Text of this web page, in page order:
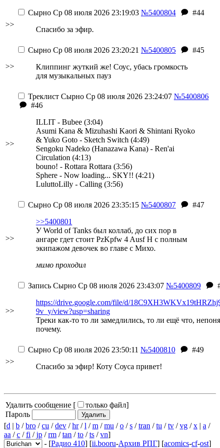
>>
Сырно Ср 08 июля 2026 23:19:03 №5400804
#44
Спасибо за эфир.
>>
Сырно Ср 08 июля 2026 23:20:21 №5400805
#45
Клиппинг жуткий же! Соус, убась громкость
для музыкальных пауз
>>
Треклист Сырно Ср 08 июля 2026 23:24:07 №5400806
#46
ILLIT - Bubee (3:04)
Asumi Kana & Mizuhashi Kaori & Shintani Ryoko
& Yuko Goto - Sketch Switch (4:49)
Sengoku Nadeko (Hanazawa Kana) - Ren'ai
Circulation (4:13)
bouno! - Rottara Rottara (3:56)
Sphere - Now loading... SKY!! (4:21)
LuluttoLilly - Calling (3:56)
>>
Сырно Ср 08 июля 2026 23:35:15 №5400807
#47
>>5400801
У World of Tanks был коллаб, до сих пор в
ангаре гдет стоит PzKpfw 4 Ausf H с полным
экипажом девочек во главе с Михо.
мимо проходил
>>
Запись Сырно Ср 08 июля 2026 23:43:07 №5400809
https://drive.google.com/file/d/
9v_y/view?usp=sharing
Треки как-то то ли замедлились, то ли ещё что,
почему.
>>
Сырно Ср 08 июля 2026 23:50:11 №5400810
#49
Спасибо за эфир! Коту Соуса привет!
Удалить сообщение [ только файл]
Пароль
[d | b /bro /cu /dev /hr/l /m /mu /o /s /tran /tu /tv /vg /x | a /
aa /c /fi /jp /rm /tan /to /ts /vn]
- [Радио 410] [ii.booru-Архив РПГ] [acomics-cf-ost]